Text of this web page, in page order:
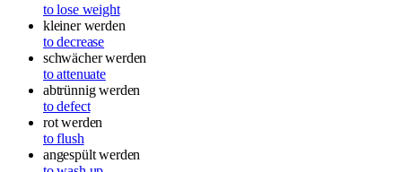
to lose weight
kleiner werden
to decrease
schwächer werden
to attenuate
abtrünnig werden
to defect
rot werden
to flush
angespült werden